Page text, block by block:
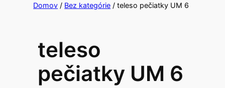
Domov / Bez kategórie / teleso pečiatky UM 6
teleso
pečiatky UM 6